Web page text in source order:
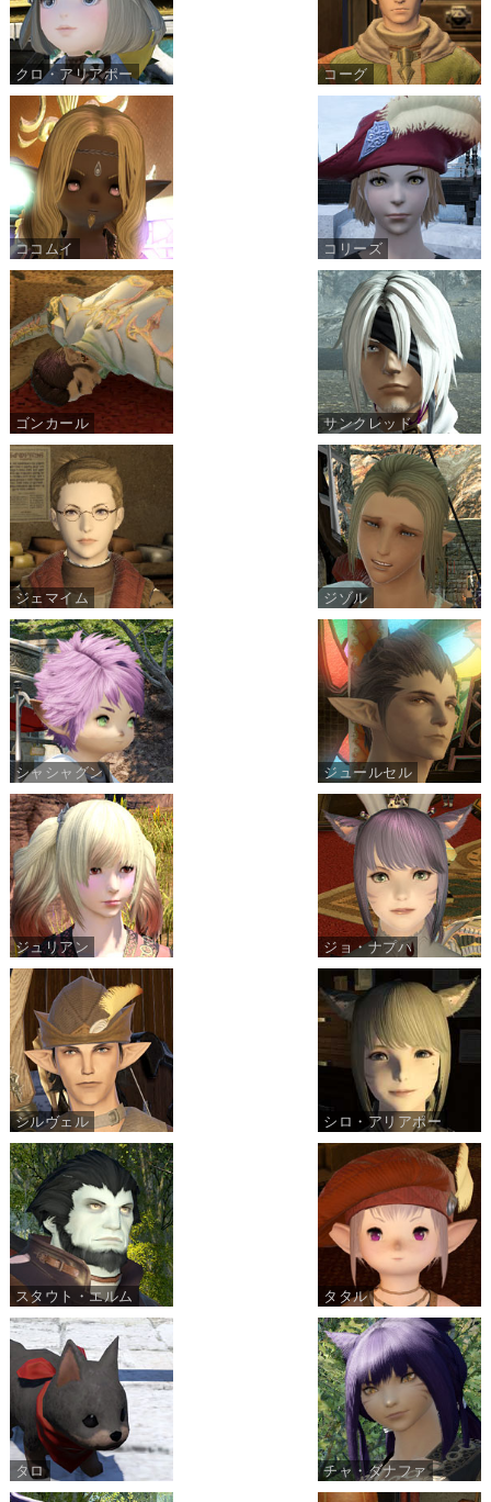
クロ・アリアポー コーグ
ココムイ コリーズ
ゴンカール サンクレッド
ジェマイム ジゾル
シャシャグン ジュールセル
ジュリアン ジョ・ナプハ
シルヴェル シロ・アリアポー
スタウト・エルム タタル
タロ チャ・ダナファ